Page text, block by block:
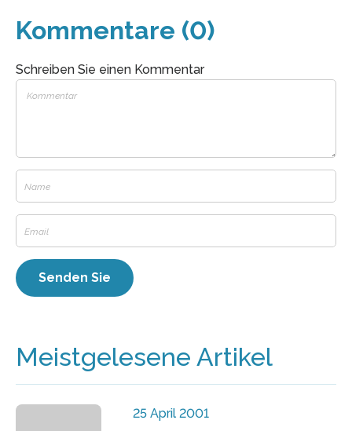
Kommentare (0)
Schreiben Sie einen Kommentar
Meistgelesene Artikel
25 April 2001